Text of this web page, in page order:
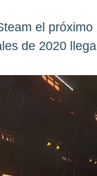
el
de 2020